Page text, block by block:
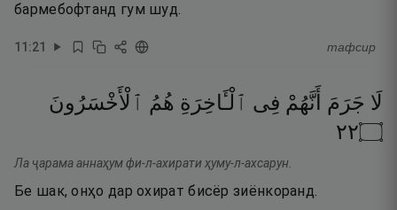
бармебофтанд гум шуд.
11:21 тафсир
لَا جَرَمَ أَنَّهُمْ فِى ٱلْـَٔاخِرَةِ هُمُ ٱلْأَخْسَرُونَ
۝٢٢
Ла ҷарама аннаҳум фи-л-ахирати ҳуму-л-ахсарун.
Бе шак, онҳо дар охират бисёр зиёнкоранд.